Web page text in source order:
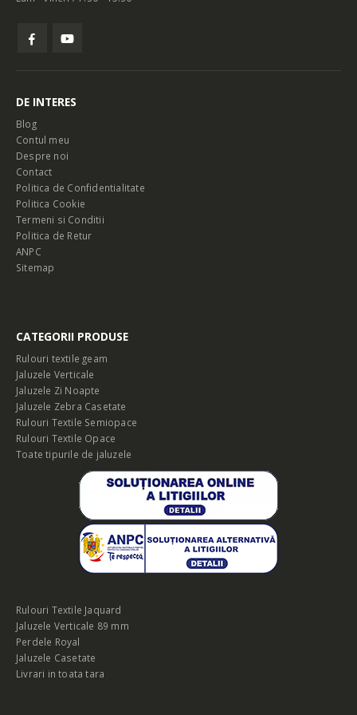
DE INTERES
Blog
Contul meu
Despre noi
Contact
Politica de Confidentialitate
Politica Cookie
Termeni si Conditii
Politica de Retur
ANPC
Sitemap
CATEGORII PRODUSE
Rulouri textile geam
Jaluzele Verticale
Jaluzele Zi Noapte
Jaluzele Zebra Casetate
Rulouri Textile Semiopace
Rulouri Textile Opace
Toate tipurile de jaluzele
Rulouri Textile Jaquard
Jaluzele Verticale 89 mm
Perdele Royal
Jaluzele Casetate
Livrari in toata tara